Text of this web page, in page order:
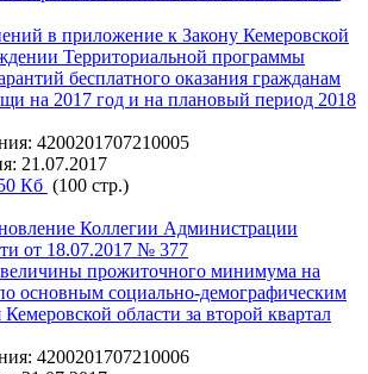
в приложение к Закону Кемеровской
Территориальной программы
бесплатного оказания гражданам
на 2017 год и на плановый период 2018
4200201707210005
21.07.2017
Кб (100 стр.)
Коллегии Администрации
от 18.07.2017 № 377
прожиточного минимума на
основным социально-демографическим
области за второй квартал
4200201707210006